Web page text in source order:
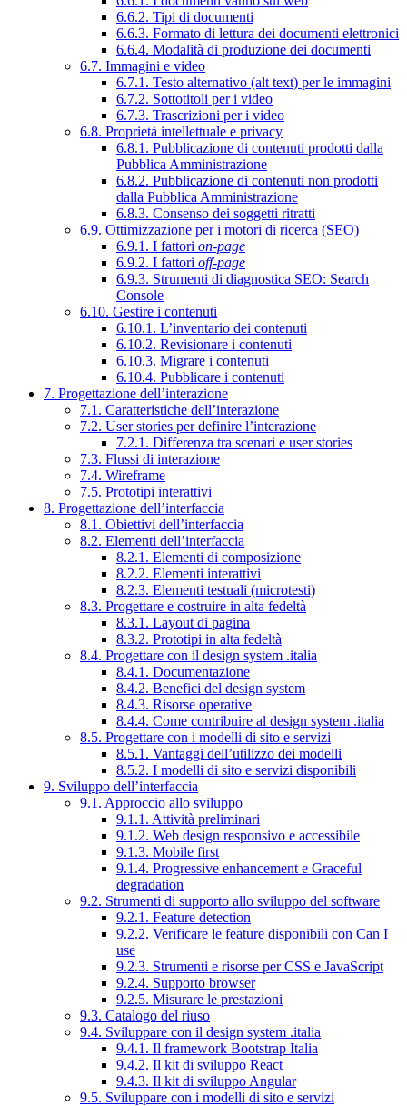
6.6.2. Tipi di documenti
6.6.3. Formato di lettura dei documenti elettronici
6.6.4. Modalità di produzione dei documenti
6.7. Immagini e video
6.7.1. Testo alternativo (alt text) per le immagini
6.7.2. Sottotitoli per i video
6.7.3. Trascrizioni per i video
6.8. Proprietà intellettuale e privacy
6.8.1. Pubblicazione di contenuti prodotti dalla
Pubblica Amministrazione
6.8.2. Pubblicazione di contenuti non prodotti
dalla Pubblica Amministrazione
6.8.3. Consenso dei soggetti ritratti
6.9. Ottimizzazione per i motori di ricerca (SEO)
6.9.1. I fattori on-page
6.9.2. I fattori off-page
6.9.3. Strumenti di diagnostica SEO: Search
Console
6.10. Gestire i contenuti
6.10.1. L’inventario dei contenuti
6.10.2. Revisionare i contenuti
6.10.3. Migrare i contenuti
6.10.4. Pubblicare i contenuti
7. Progettazione dell’interazione
7.1. Caratteristiche dell’interazione
7.2. User stories per definire l’interazione
7.2.1. Differenza tra scenari e user stories
7.3. Flussi di interazione
7.4. Wireframe
7.5. Prototipi interattivi
8. Progettazione dell’interfaccia
8.1. Obiettivi dell’interfaccia
8.2. Elementi dell’interfaccia
8.2.1. Elementi di composizione
8.2.2. Elementi interattivi
8.2.3. Elementi testuali (microtesti)
8.3. Progettare e costruire in alta fedeltà
8.3.1. Layout di pagina
8.3.2. Prototipi in alta fedeltà
8.4. Progettare con il design system .italia
8.4.1. Documentazione
8.4.2. Benefici del design system
8.4.3. Risorse operative
8.4.4. Come contribuire al design system .italia
8.5. Progettare con i modelli di sito e servizi
8.5.1. Vantaggi dell’utilizzo dei modelli
8.5.2. I modelli di sito e servizi disponibili
9. Sviluppo dell’interfaccia
9.1. Approccio allo sviluppo
9.1.1. Attività preliminari
9.1.2. Web design responsivo e accessibile
9.1.3. Mobile first
9.1.4. Progressive enhancement e Graceful
degradation
9.2. Strumenti di supporto allo sviluppo del software
9.2.1. Feature detection
9.2.2. Verificare le feature disponibili con Can I
use
9.2.3. Strumenti e risorse per CSS e JavaScript
9.2.4. Supporto browser
9.2.5. Misurare le prestazioni
9.3. Catalogo del riuso
9.4. Sviluppare con il design system .italia
9.4.1. Il framework Bootstrap Italia
9.4.2. Il kit di sviluppo React
9.4.3. Il kit di sviluppo Angular
9.5. Sviluppare con i modelli di sito e servizi